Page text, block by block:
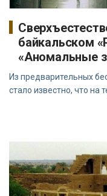
байкальском
«Аномальные
Из предварительных
стало известно, что на